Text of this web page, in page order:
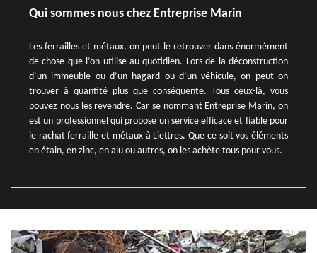
Qui sommes nous chez Entreprise Marin
Les ferrailles et métaux, on peut le retrouver dans énormément
de chose que l’on utilise au quotidien. Lors de la déconstruction
d’un immeuble ou d’un hagard ou d’un véhicule, on peut on
trouver à quantité plus que conséquente. Tous ceux-là, vous
pouvez nous les revendre. Car se nommant Entreprise Marin, on
est un professionnel qui propose un service efficace et fiable pour
le rachat ferraille et métaux à Liettres. Que ce soit vos éléments
en étain, en zinc, en alu ou autres, on les achète tous pour vous.